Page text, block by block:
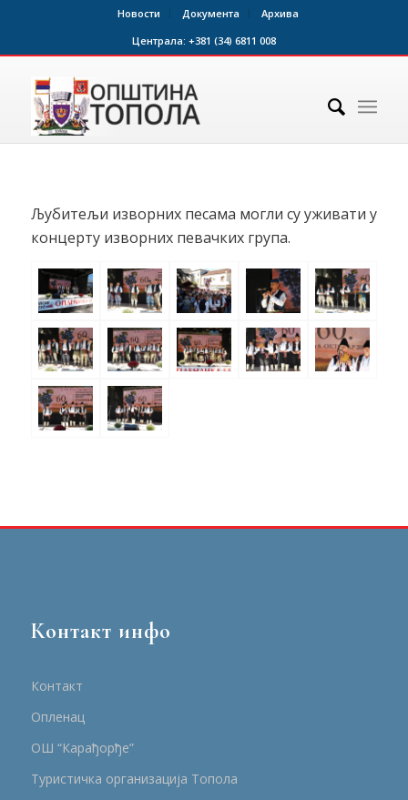
Новости Документа
Архива
Централа: +381 (34) 6811 008
Љубитељи изворних песама могли су уживати у
концерту изворних певачких група.
Контакт инфо
Контакт
Опленац
ОШ “Карађорђе”
Туристичка организација Топола